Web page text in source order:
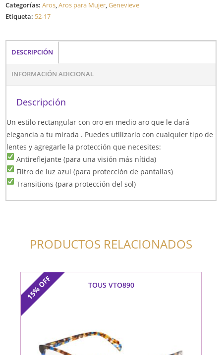
Categorías:Aros,Aros para Mujer,Genevieve
Etiqueta: 52-17
DESCRIPCIÓN
INFORMACIÓN ADICIONAL
Descripción
Un estilo rectangular con oro en medio aro que le dará
elegancia a tu mirada . Puedes utilizarlo con cualquier tipo de
lentes y agregarle la protección que necesites:
Antireflejante (para una visión más nítida)
Filtro de luz azul (para protección de pantallas)
Transitions (para protección del sol)
PRODUCTOS RELACIONADOS
15%
OFF TOUS VTO890